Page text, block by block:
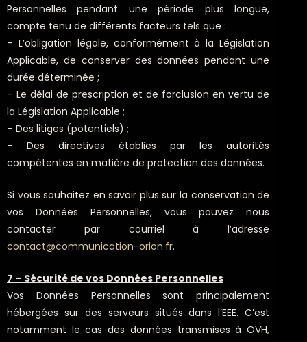
Personnelles pendant une période plus longue,
compte tenu de différents facteurs tels que :
– L’obligation légale, conformément à la Législation
Applicable, de conserver des données pendant une
durée déterminée ;
– Le délai de prescription et de forclusion en vertu de
la Législation Applicable ;
– Des litiges (potentiels) ;
– Des directives établies par les autorités
compétentes en matière de protection des données.
Si vous souhaitez en savoir plus sur la conservation de
vos Données Personnelles, vous pouvez nous
contacter par courriel à l’adresse
contact@communication-orion.fr.
7 – Sécurité de vos Données Personnelles
Vos Données Personnelles sont principalement
hébergées sur des serveurs situés dans l’EEE. C’est
notamment le cas des données transmises à OVH,